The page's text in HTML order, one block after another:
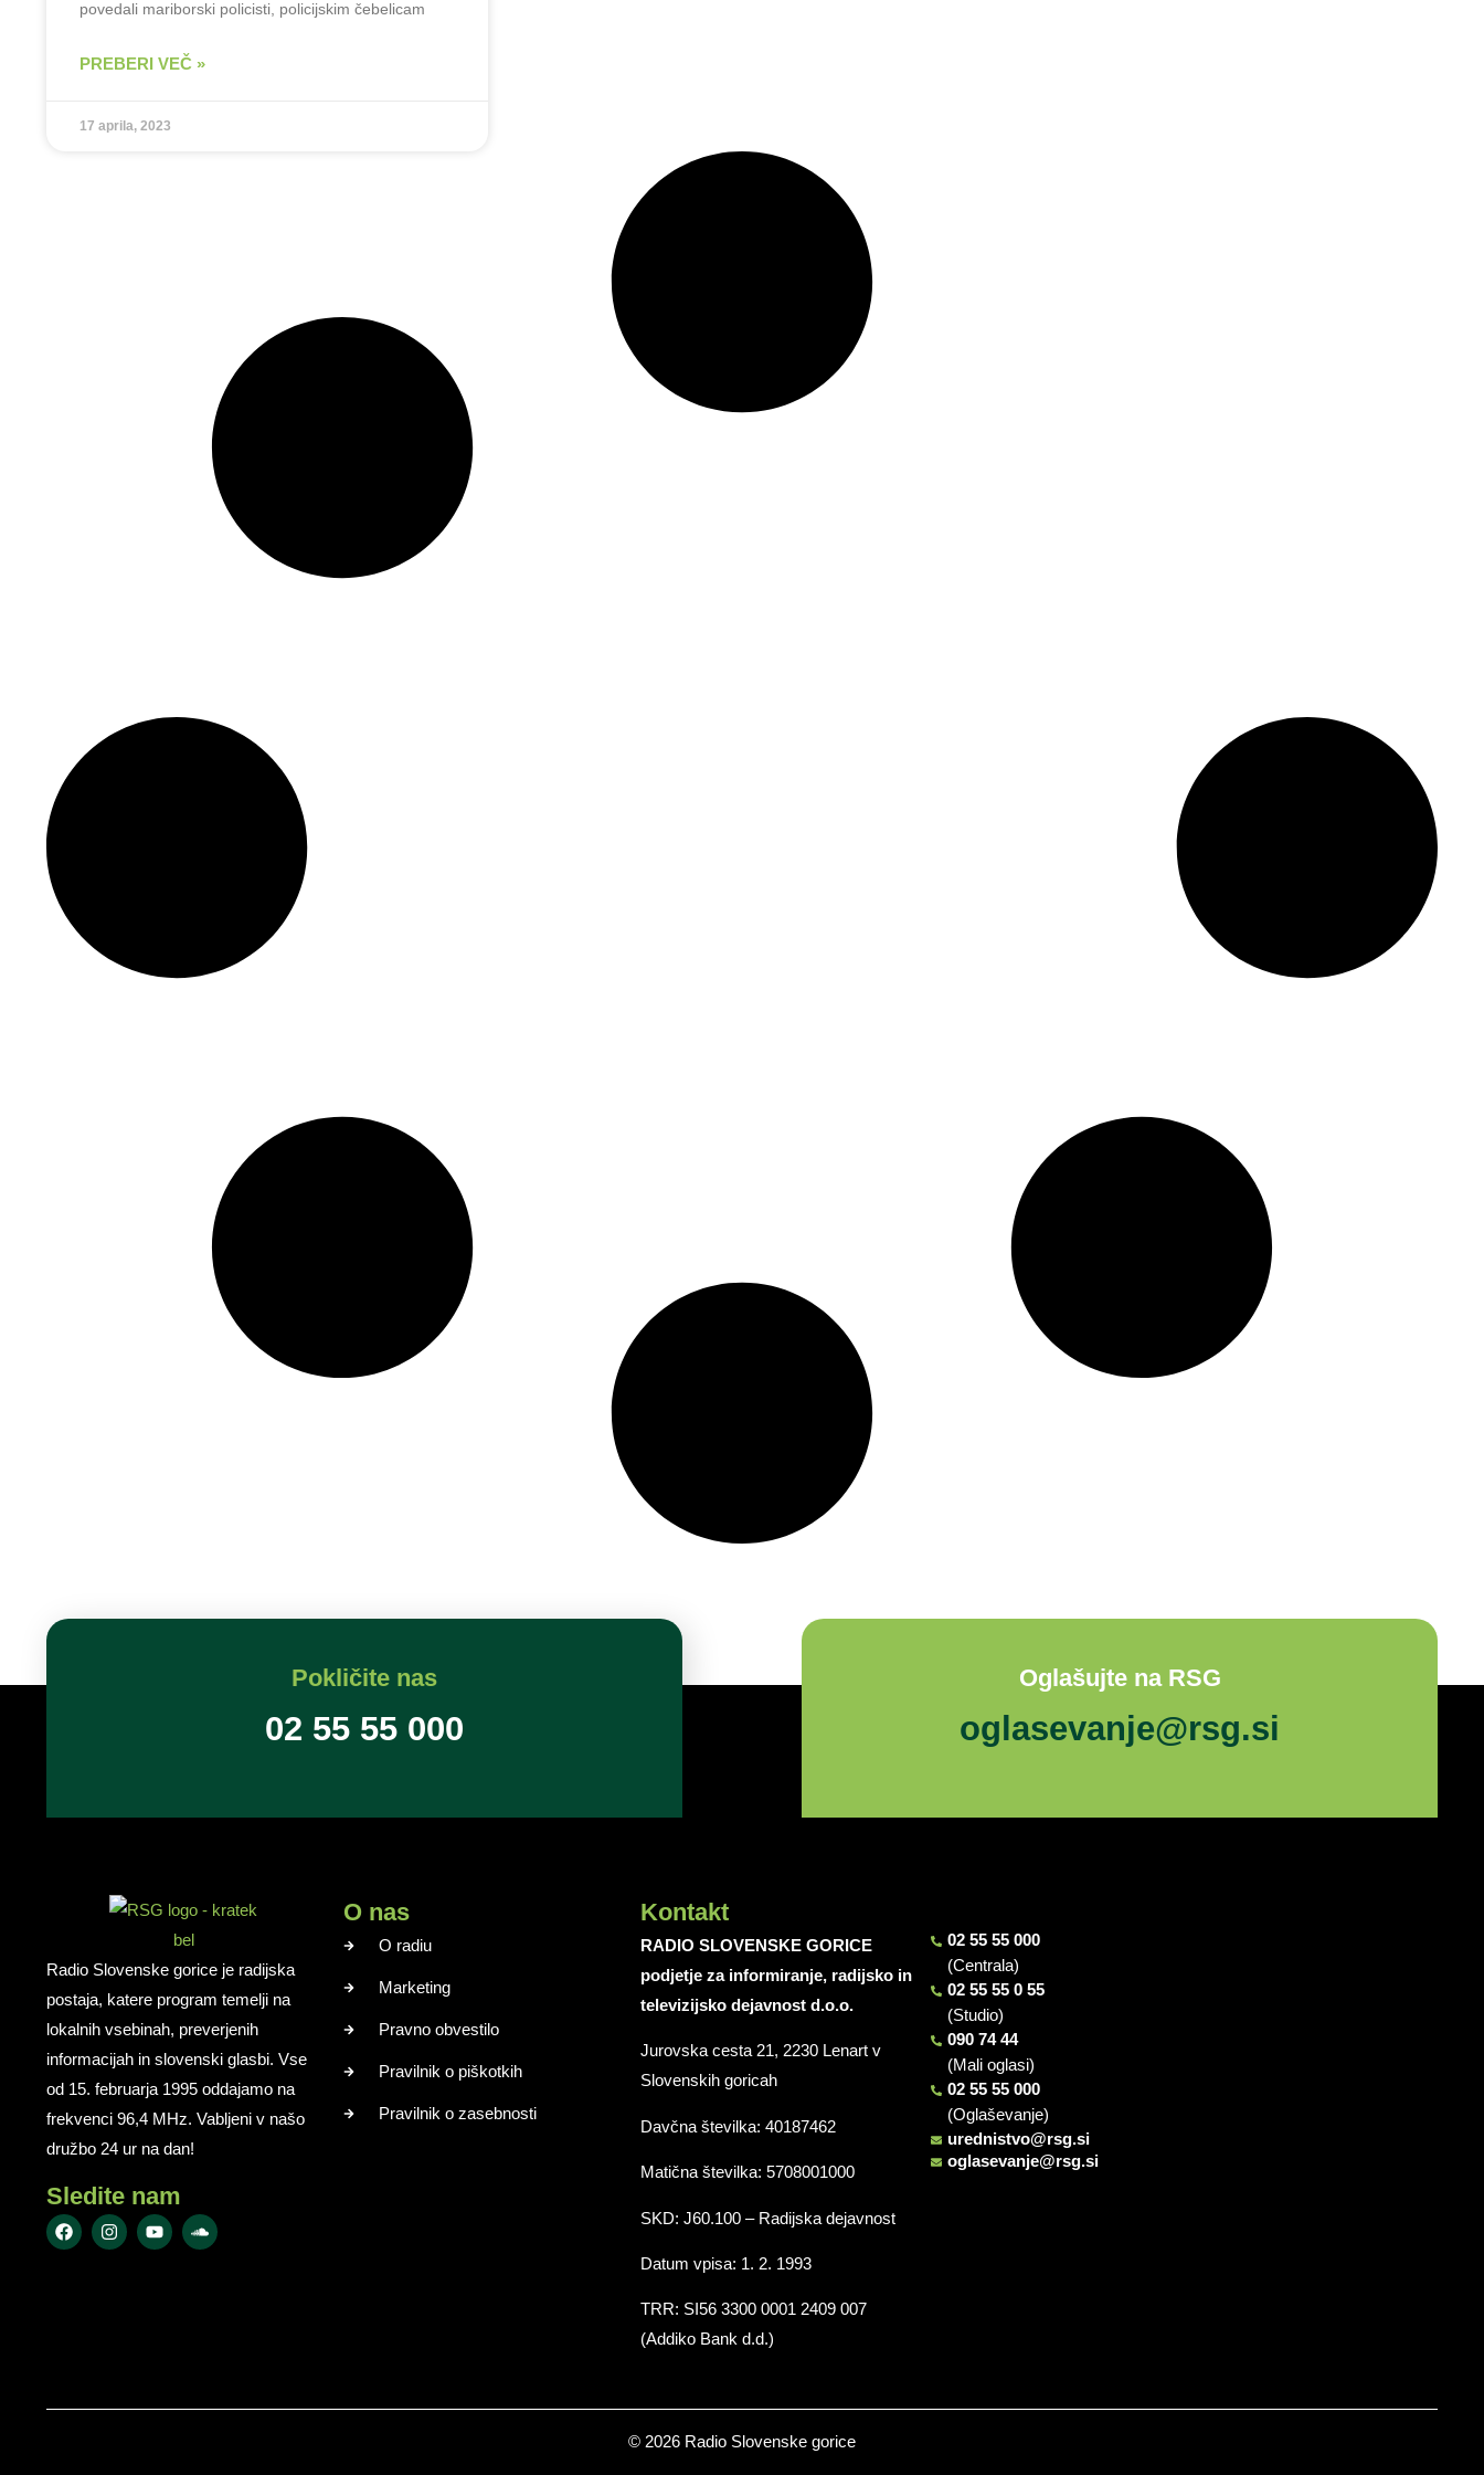
povedali mariborski policisti, policijskim čebelicam
PREBERI VEČ »
17 aprila, 2023
Pokličite nas
02 55 55 000
Oglašujte na RSG
oglasevanje@rsg.si
Radio Slovenske gorice je radijska
postaja, katere program temelji na
lokalnih vsebinah, preverjenih
informacijah in slovenski glasbi. Vse
od 15. februarja 1995 oddajamo na
frekvenci 96,4 MHz. Vabljeni v našo
družbo 24 ur na dan!
Sledite nam
O nas
O radiu
Marketing
Pravno obvestilo
Pravilnik o piškotkih
Pravilnik o zasebnosti
Kontakt
RADIO SLOVENSKE GORICE
podjetje za informiranje, radijsko in
televizijsko dejavnost d.o.o.
Jurovska cesta 21, 2230 Lenart v
Slovenskih goricah
Davčna številka: 40187462
Matična številka: 5708001000
SKD: J60.100 – Radijska dejavnost
Datum vpisa: 1. 2. 1993
TRR: SI56 3300 0001 2409 007
(Addiko Bank d.d.)
02 55 55 000
(Centrala)
02 55 55 0 55
(Studio)
090 74 44
(Mali oglasi)
02 55 55 000
(Oglaševanje)
urednistvo@rsg.si
oglasevanje@rsg.si
© 2026 Radio Slovenske gorice